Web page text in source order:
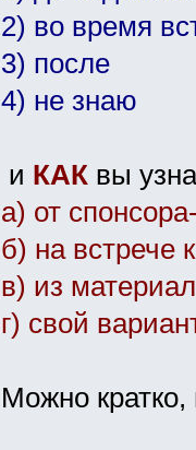
2) во время
3) после
4) не знаю
и КАК вы
а) от
б) на встрече
в) из
г) свой
Можно